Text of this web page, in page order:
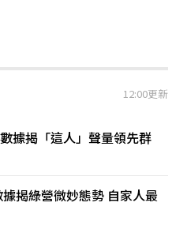
12:00更新
據揭「這人」聲量領先群
揭綠營微妙態勢 自家人最